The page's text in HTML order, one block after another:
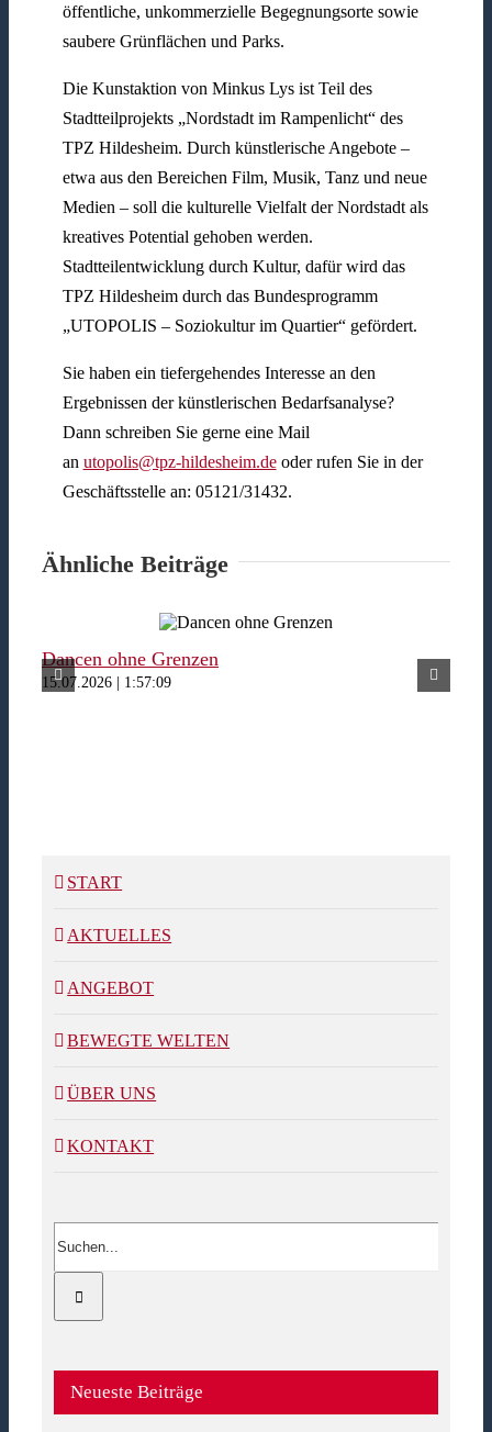
öffentliche, unkommerzielle Begegnungsorte sowie
saubere Grünflächen und Parks.
Die Kunstaktion von Minkus Lys ist Teil des
Stadtteilprojekts „Nordstadt im Rampenlicht“ des
TPZ Hildesheim. Durch künstlerische Angebote –
etwa aus den Bereichen Film, Musik, Tanz und neue
Medien – soll die kulturelle Vielfalt der Nordstadt als
kreatives Potential gehoben werden.
Stadtteilentwicklung durch Kultur, dafür wird das
TPZ Hildesheim durch das Bundesprogramm
„UTOPOLIS – Soziokultur im Quartier“ gefördert.
Sie haben ein tiefergehendes Interesse an den
Ergebnissen der künstlerischen Bedarfsanalyse?
Dann schreiben Sie gerne eine Mail
an utopolis@tpz-hildesheim.deoder rufen Sie in der
Geschäftsstelle an: 05121/31432.
Ähnliche Beiträge
Dancen ohne Grenzen
15.07.2026 | 1:57:09
START
AKTUELLES
ANGEBOT
BEWEGTE WELTEN
ÜBER UNS
KONTAKT
Neueste Beiträge